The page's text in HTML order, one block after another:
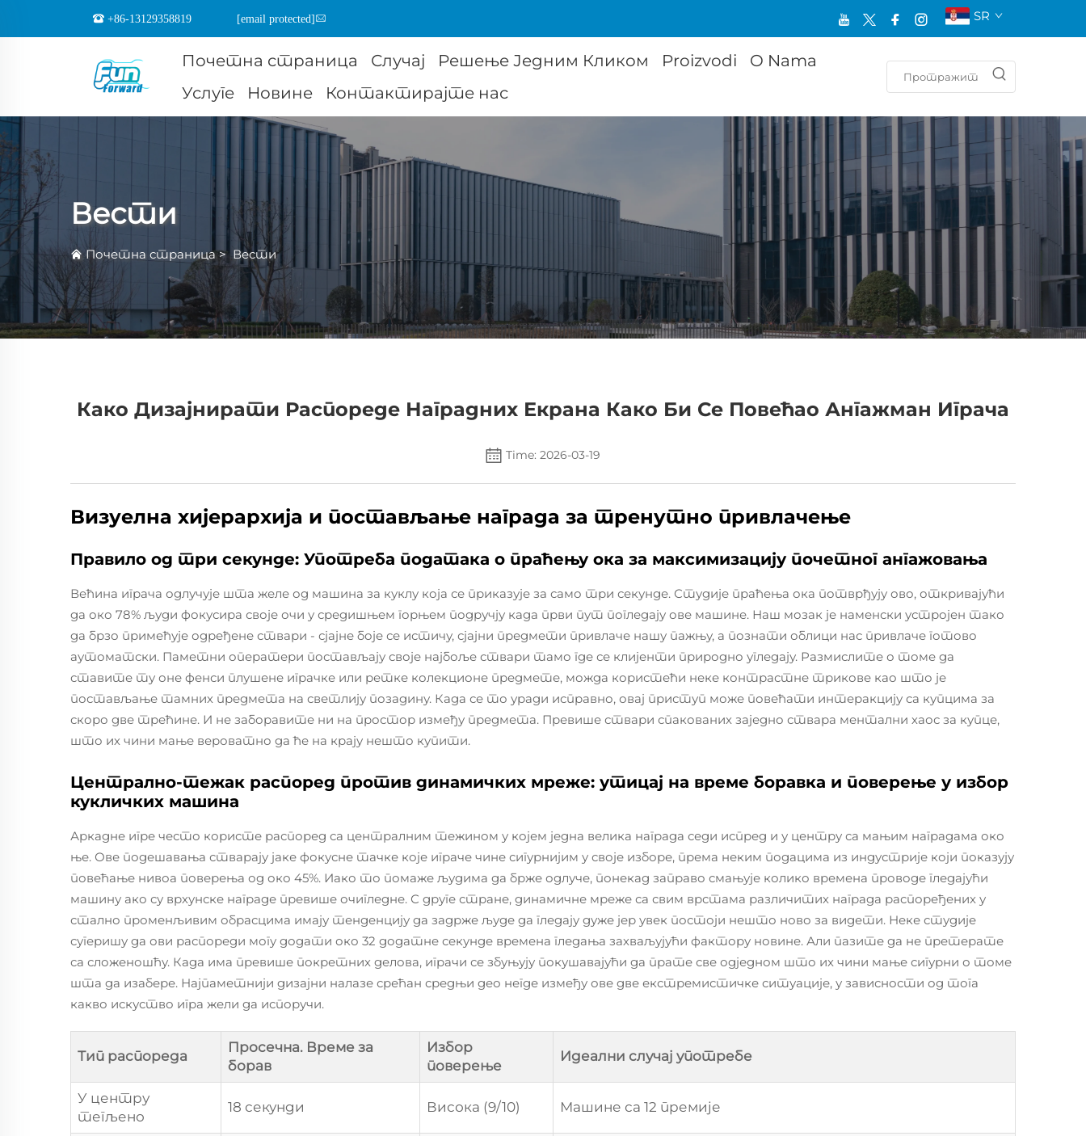
+86-13129358819 [email protected] SR
Почетна страница Случај Решење Једним Кликом Proizvodi
O Nama
Услуге
Новине Контактирајте нас
Вести
Почетна страница> Вести
Како Дизајнирати Распореде Наградних Екрана Како Би Се Повећао Ангажман Играча
Time: 2026-03-19
Визуелна хијерархија и постављање награда за тренутно привлачење
Правило од три секунде: Употреба података о праћењу ока за максимизацију почетног ангажовања
Већина играча одлучује шта желе од машина за куклу која се приказује за само три секунде. Студије праћења ока потврђују ово, откривајући
да око 78% људи фокусира своје очи у средишњем горњем подручју када први пут погледају ове машине. Наш мозак је наменски устројен тако
да брзо примећује одређене ствари - сјајне боје се истичу, сјајни предмети привлаче нашу пажњу, а познати облици нас привлаче готово
аутоматски. Паметни оператери постављају своје најбоље ствари тамо где се клијенти природно угледају. Размислите о томе да
ставите ту оне фенси плушене играчке или ретке колекционе предмете, можда користећи неке контрастне трикове као што је
постављање тамних предмета на светлију позадину. Када се то уради исправно, овај приступ може повећати интеракцију са купцима за
скоро две трећине. И не заборавите ни на простор између предмета. Превише ствари спакованих заједно ствара ментални хаос за купце,
што их чини мање вероватно да ће на крају нешто купити.
Централно-тежак распоред против динамичких мреже: утицај на време боравка и поверење у избор
кукличких машина
Аркадне игре често користе распоред са централним тежином у којем једна велика награда седи испред и у центру са мањим наградама око
ње. Ове подешавања стварају јаке фокусне тачке које играче чине сигурнијим у своје изборе, према неким подацима из индустрије који показују
повећање нивоа поверења од око 45%. Иако то помаже људима да брже одлуче, понекад заправо смањује колико времена проводе гледајући
машину ако су врхунске награде превише очигледне. С друге стране, динамичне мреже са свим врстама различитих награда распоређених у
стално променљивим обрасцима имају тенденцију да задрже људе да гледају дуже јер увек постоји нешто ново за видети. Неке студије
сугеришу да ови распореди могу додати око 32 додатне секунде времена гледања захваљујући фактору новине. Али пазите да не претерате
са сложеношћу. Када има превише покретних делова, играчи се збуњују покушавајући да прате све одједном што их чини мање сигурни о томе
шта да изабере. Најпаметнији дизајни налазе срећан средњи део негде између ове две екстремистичке ситуације, у зависности од тога
какво искуство игра жели да испоручи.
Тип распореда
Просечна. Време за
борав
Избор
поверење
Идеални случај употребе
У центру
тегљено
18 секунди Висока (9/10) Машине са 12 премије